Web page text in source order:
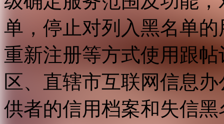
单，停止对列入黑名单
重新注册等方式使用跟
区、直辖市互联网信息
供者的信用档案和失信